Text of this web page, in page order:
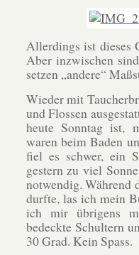
Allerdings ist dieses
Aber inzwischen
setzen „andere“
Wieder mit
und Flossen
heute Sonntag ist,
waren beim Baden
fiel es schwer, ein
gestern zu viel
notwendig. Während
durfte, las ich mein
ich mir übrigens
bedeckte Schultern
30 Grad. Kein Spass.